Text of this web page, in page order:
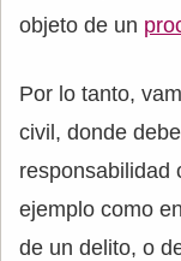
objeto de un
Por lo tanto,
civil, donde
responsabilidad
ejemplo como
de un delito, o